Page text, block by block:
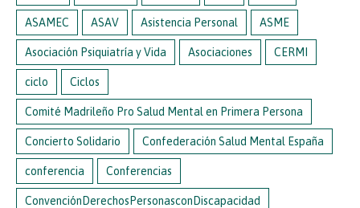
ASAMEC ASAV Asistencia Personal ASME
Asociación Psiquiatría y Vida Asociaciones CERMI
ciclo Ciclos
Comité Madrileño Pro Salud Mental en Primera Persona
Concierto Solidario Confederación Salud Mental España
conferencia Conferencias
ConvenciónDerechosPersonasconDiscapacidad